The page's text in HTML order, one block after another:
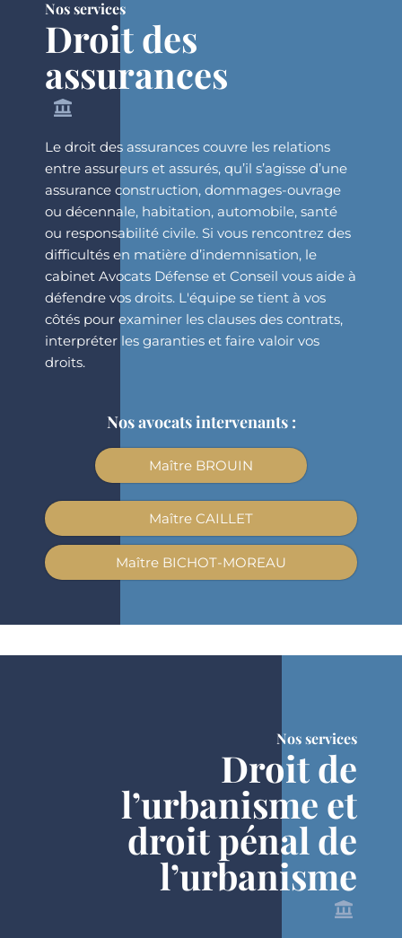
Nos services
Droit des
assurances
Le droit des assurances couvre les relations
entre assureurs et assurés, qu’il s’agisse d’une
assurance construction, dommages-ouvrage
ou décennale, habitation, automobile, santé
ou responsabilité civile. Si vous rencontrez des
difficultés en matière d’indemnisation, le
cabinet Avocats Défense et Conseil vous aide à
défendre vos droits. L'équipe se tient à vos
côtés pour examiner les clauses des contrats,
interpréter les garanties et faire valoir vos
droits.
Nos avocats intervenants :
Maître BROUIN
Maître CAILLET
Maître BICHOT-MOREAU
Nos services
Droit de
l’urbanisme et
droit pénal de
l’urbanisme